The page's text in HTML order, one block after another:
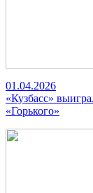
01.04.2026
«Кузбасс»
«Горького»